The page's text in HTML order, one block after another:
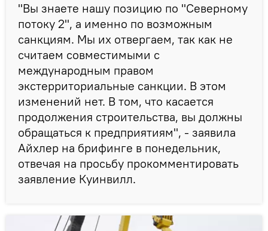
"Вы знаете нашу позицию по "Северному
потоку 2", а именно по возможным
санкциям. Мы их отвергаем, так как не
считаем совместимыми с
международным правом
экстерриториальные санкции. В этом
изменений нет. В том, что касается
продолжения строительства, вы должны
обращаться к предприятиям", - заявила
Айхлер на брифинге в понедельник,
отвечая на просьбу прокомментировать
заявление Куинвилл.